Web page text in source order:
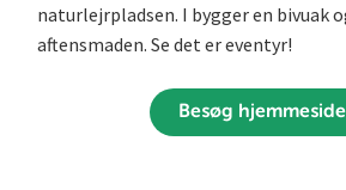
naturlejrpladsen. I bygger en bivuak
aftensmaden. Se det er eventyr!
Besøg